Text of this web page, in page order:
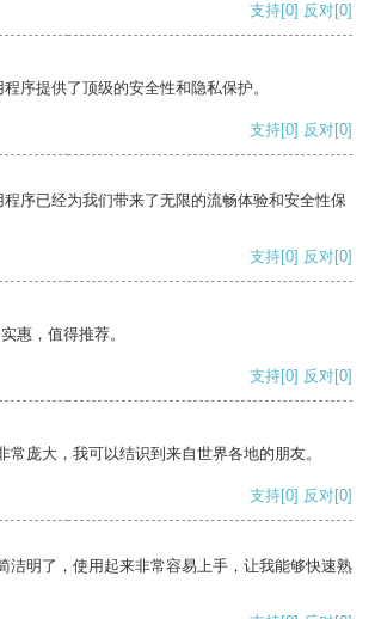
支持[0] 反对[0]
序提供了顶级的安全性和隐私保护。
支持[0] 反对[0]
序已经为我们带来了无限的流畅体验和安全性保
支持[0] 反对[0]
惠，值得推荐。
支持[0] 反对[0]
常庞大，我可以结识到来自世界各地的朋友。
支持[0] 反对[0]
洁明了，使用起来非常容易上手，让我能够快速熟